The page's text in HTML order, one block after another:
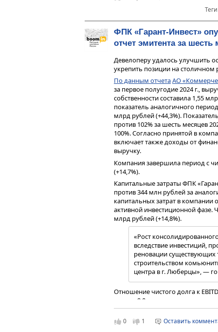
выпускам биржевых
поставщиков из Китая, срывом
после проведения
санкций.
Несвоевременное поступление
сложностей проведения
компании, стало причиной
компания»(РКК). Их с конца 2023
удавалось избежать худшего.
октября. Двенадцатью днями
обязательства по выплате
серии БО-02.
Еще один эмитент, чья бизнес-
участников фондового рынка, —
Новосибирска,ООО «Кузина».
выплате 14-го купона
качестве причины «Кузина»
операций по счетам. Через
причитающийся им доход (ФНС
что называется, осадок остался.
Вопрос времени
Текущий всплеск дефолтов на
был неизбежен. В этом
качестве основной причины
Бороданов называет «резкий
«Первые дефолты мы
после поднятия ключевой
2024 г. их число
участникам рынка, что во
ФПК «Гарант-Инвест»
отчет эмитента за шесть
Девелоперу удалось улучшить
укрепить позиции на
По данным отчетаАО
за первое полугодие 2024 г.,
собственности составила 1,55
показатель аналогичного
млрд рублей (+44,3%).
против 102% за шесть месяцев
100%. Согласно принятой в
включает также доходы от
выручку.
Компания завершила период с
(+14,7%).
Капитальные затраты ФПК
против 344 млн рублей за
капитальных затрат в
активной инвестиционной фазе.
млрд рублей (+14,8%).
«Рост
вследствие инвестиций,
реновации существующих
строительством
центра в г. Люберцы», —
Отношение чистого долга к
против 9,0x в аналогичном
полугодия составила 18,9 млн
0 1 Оставить